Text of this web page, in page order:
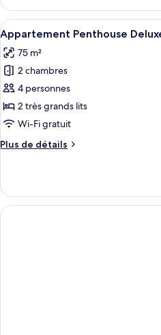
Chambre
classique
Afficher
toutes
les
photos
pour
ce
type
chambre :
Deluxe
10
Appartement Penthouse
75 m²
2 chambres
4 personnes
2 très grands lits
Wi-Fi gratuit
Plus de détails
Plus
Appartement
Penthouse
Deluxe